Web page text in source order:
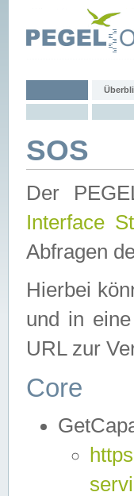
SOS
Der
Interface
Abfragen
Hierbei
und in
URL zur
Core